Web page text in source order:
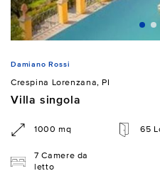
Damiano Rossi
Crespina Lorenzana, PI
Villa singola
1000 mq 65
7 Camere da
letto